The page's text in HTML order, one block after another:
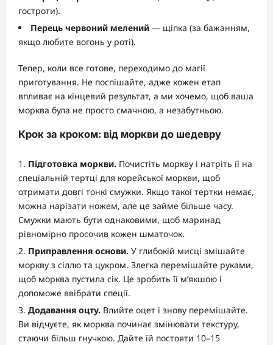
гостроти).
Перець червоний мелений — щіпка (за бажанням,
якщо любите вогонь у роті).
Тепер, коли все готове, переходимо до магії
приготування. Не поспішайте, адже кожен етап
впливає на кінцевий результат, а ми хочемо, щоб ваша
морква була не просто смачною, а незабутньою.
Крок за кроком: від моркви до шедевру
Підготовка моркви. Почистіть моркву і натріть її на
спеціальній тертці для корейської моркви, щоб
отримати довгі тонкі смужки. Якщо такої тертки немає,
можна нарізати ножем, але це займе більше часу.
Смужки мають бути однаковими, щоб маринад
рівномірно просочив кожен шматочок.
Приправлення основи. У глибокій мисці змішайте
моркву з сіллю та цукром. Злегка перемішайте руками,
щоб морква пустила сік. Це зробить її м’якшою і
допоможе ввібрати спеції.
Додавання оцту. Влийте оцет і знову перемішайте.
Ви відчуєте, як морква починає змінювати текстуру,
стаючи більш гнучкою. Дайте їй постояти 10–15